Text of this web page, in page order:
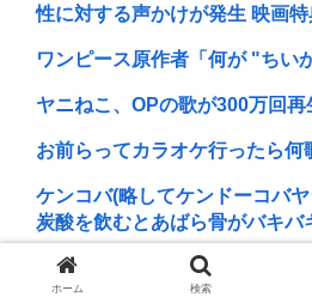
性に対する声かけが発生 映画特
ワンピース原作者「何が "ちい
ヤニねこ、OPの歌が300万回再
お前らってカラオケ行ったら何
ケンコバ(略してケンドーコバ
炭酸を飲むとあばら骨がバキバ
【画像】 いわゆる「美少女」
方向にしか進化しないのだろうか
ホーム 検索